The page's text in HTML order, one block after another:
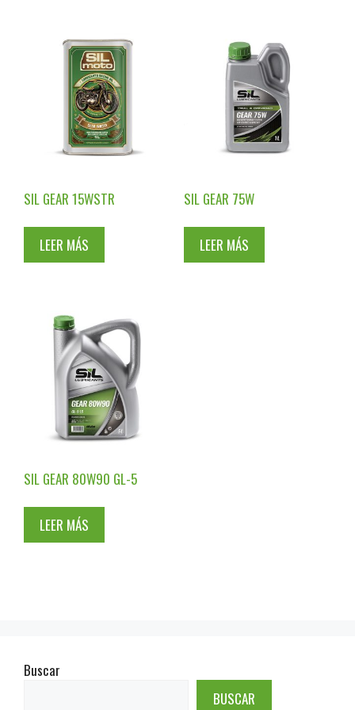
SIL GEAR 15WSTR
LEER MÁS
SIL GEAR 75W
LEER MÁS
SIL GEAR 80W90 GL-5
LEER MÁS
Buscar
BUSCAR